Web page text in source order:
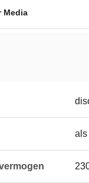
Media
als